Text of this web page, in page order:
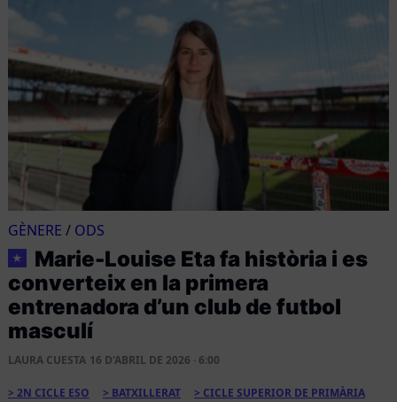
GÈNERE / ODS
★
Marie-Louise Eta fa història i es
converteix en la primera
entrenadora d’un club de futbol
masculí
LAURA CUESTA 16 D'ABRIL DE 2026 · 6:00
2N CICLE ESO BATXILLERAT
CICLE SUPERIOR DE PRIMÀRIA